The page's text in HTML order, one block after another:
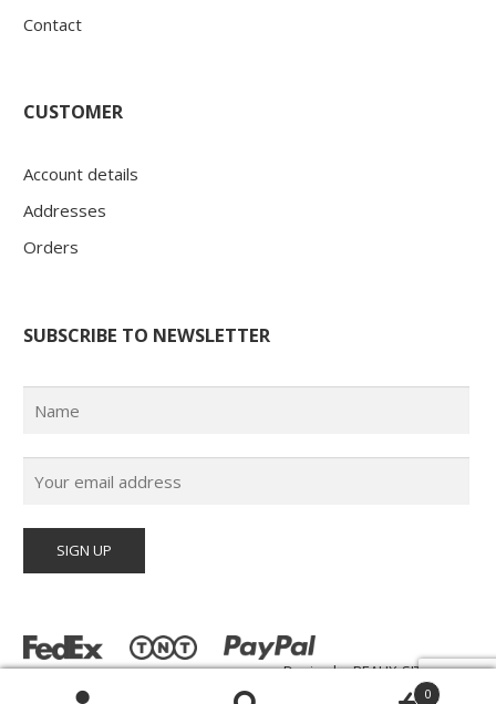
Contact
CUSTOMER
Account details
Addresses
Orders
SUBSCRIBE TO NEWSLETTER
Design byBEAUX-SITES.com
© Poster Paul 2026 | All Rights Reserved |
0